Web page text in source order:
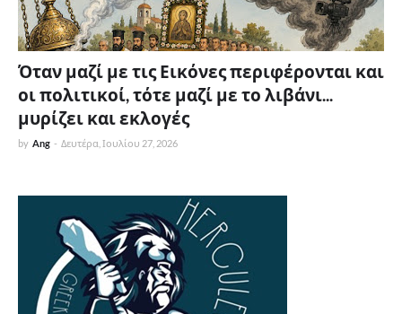
Όταν μαζί με τις Εικόνες περιφέρονται και
οι πολιτικοί, τότε μαζί με το λιβάνι...
μυρίζει και εκλογές
by Ang - Δευτέρα, Ιουλίου 27, 2026